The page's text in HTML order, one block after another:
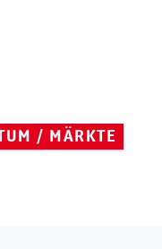
/ MÄRKTE